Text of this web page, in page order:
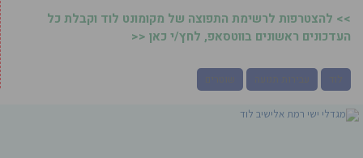
>> להצטרפות לרשימת התפוצה של מקומונט לוד וקבלת כל
העדכונים ראשונים בווטסאפ, לחץ/י כאן <<